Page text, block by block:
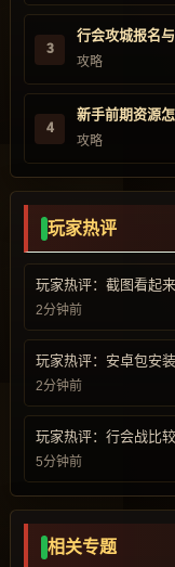
3
行会攻城报名
攻略
4
新手前期资源
攻略
玩家热评
玩家热评：截图看起
2分钟前
玩家热评：安卓包安
2分钟前
玩家热评：行会战比
5分钟前
相关专题